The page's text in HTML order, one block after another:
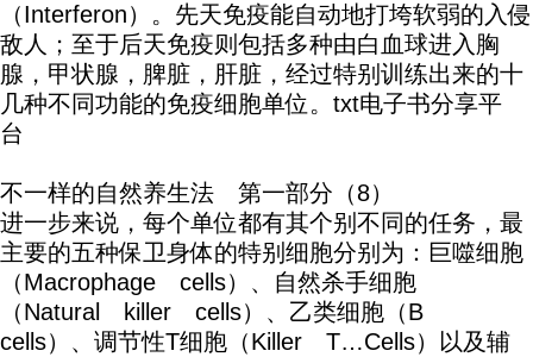
（Interferon）。先天免疫能自动地打垮软弱的入侵
敌人；至于后天免疫则包括多种由白血球进入胸
腺，甲状腺，脾脏，肝脏，经过特别训练出来的十
几种不同功能的免疫细胞单位。txt电子书分享平
台
不一样的自然养生法 第一部分（8）
进一步来说，每个单位都有其个别不同的任务，最
主要的五种保卫身体的特别细胞分别为：巨噬细胞
（Macrophage cells）、自然杀手细胞
（Natural killer cells）、乙类细胞（B
cells）、调节性T细胞（Killer T…Cells）以及辅